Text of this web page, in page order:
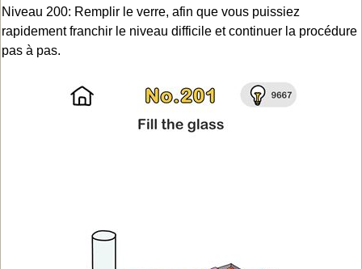
Niveau 200: Remplir le verre, afin que vous puissiez
rapidement franchir le niveau difficile et continuer la procédure
pas à pas.